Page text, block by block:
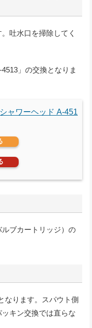
吐水口を掃除してく
」の交換となりま
ャワーヘッド A-451
ブカートリッジ）の
なります。スパウト側
キン交換では直らな